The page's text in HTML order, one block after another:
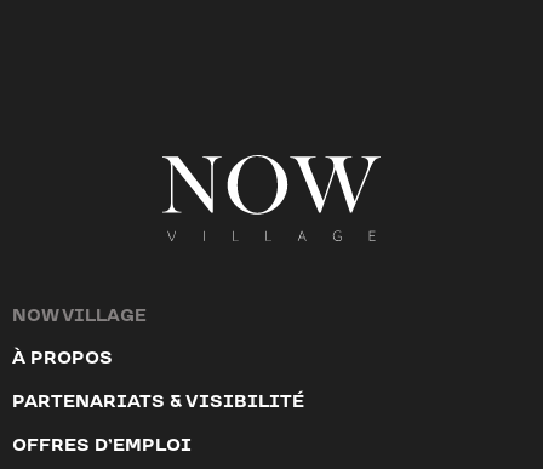
NOW VILLAGE
À PROPOS
PARTENARIATS & VISIBILITÉ
OFFRES D’EMPLOI